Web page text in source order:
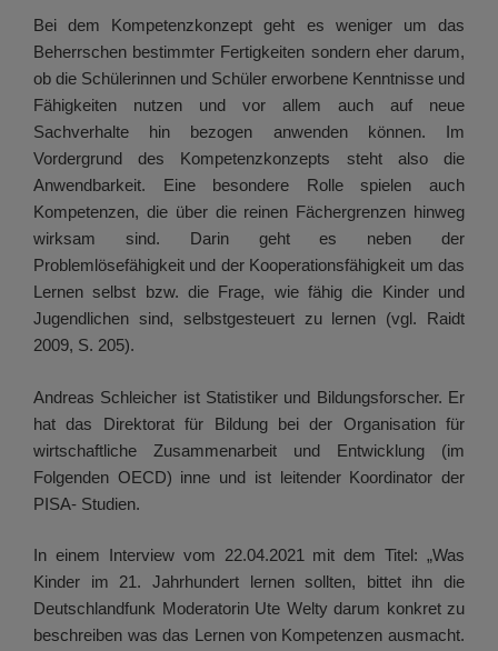
Bei dem Kompetenzkonzept geht es weniger um das
Beherrschen bestimmter Fertigkeiten sondern eher darum,
ob die Schülerinnen und Schüler erworbene Kenntnisse und
Fähigkeiten nutzen und vor allem auch auf neue
Sachverhalte hin bezogen anwenden können. Im
Vordergrund des Kompetenzkonzepts steht also die
Anwendbarkeit. Eine besondere Rolle spielen auch
Kompetenzen, die über die reinen Fächergrenzen hinweg
wirksam sind. Darin geht es neben der
Problemlösefähigkeit und der Kooperationsfähigkeit um das
Lernen selbst bzw. die Frage, wie fähig die Kinder und
Jugendlichen sind, selbstgesteuert zu lernen (vgl. Raidt
2009, S. 205).
Andreas Schleicher ist Statistiker und Bildungsforscher. Er
hat das Direktorat für Bildung bei der Organisation für
wirtschaftliche Zusammenarbeit und Entwicklung (im
Folgenden OECD) inne und ist leitender Koordinator der
PISA- Studien.
In einem Interview vom 22.04.2021 mit dem Titel: „Was
Kinder im 21. Jahrhundert lernen sollten, bittet ihn die
Deutschlandfunk Moderatorin Ute Welty darum konkret zu
beschreiben was das Lernen von Kompetenzen ausmacht.